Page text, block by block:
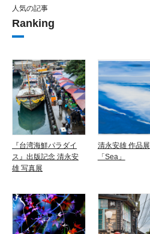
人気の記事
Ranking
『台湾海鮮パラダイ
ス』出版記念 清永安
雄 写真展
清永安雄 作品展
「Sea」